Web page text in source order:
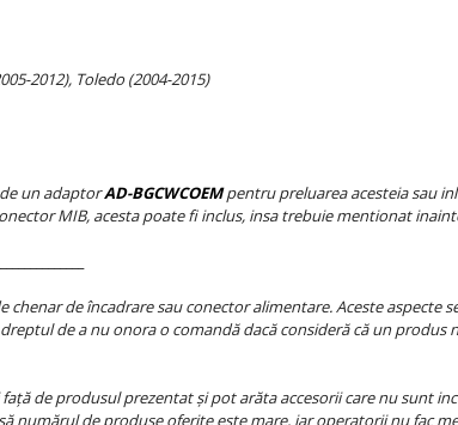
2012), Toledo (2004-2015)
un adaptorAD-BGCWCOEMpentru preluarea acesteia sau
MIB, acesta poate fi inclus, insa trebuie mentionat
de încadrare sau conector alimentare. Aceste aspecte
de a nu onora o comandă dacă consideră că un produs
de produsul prezentat și pot arăta accesorii care nu sunt
de produse oferite este mare, iar operatorii nu fac